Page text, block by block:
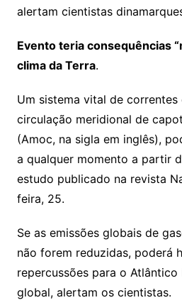
alertam cientistas
Evento teria consequências
clima da Terra.
Um sistema vital de correntes
circulação meridional de
(Amoc, na sigla em inglês),
a qualquer momento a partir
estudo publicado na revista
feira, 25.
Se as emissões globais de
não forem reduzidas, poderá
repercussões para o
global, alertam os cientistas.